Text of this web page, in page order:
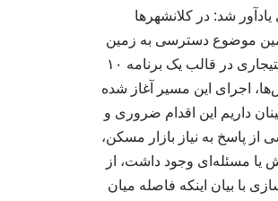
شد: در کلانشهرها
موضوع دسترسی به زمین
را دشوار کرده است. بر همین اساس، با مصوبه شورای‌عالی مسکن، اجرای طرح مسکن استیجاری در قالب یک برنامه ۱۰
اجرای این مسیر آغاز شده
داریم این اقدام ضروری و
پاسخ به نیاز بازار مسکن،
یا مسئله‌ای وجود داشت، از
با بیان اینکه فاصله میان